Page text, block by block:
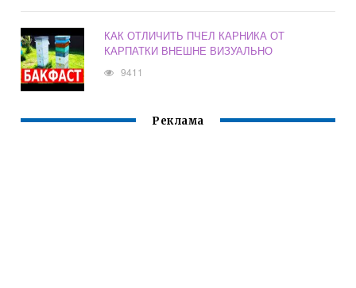
КАК ОТЛИЧИТЬ ПЧЕЛ КАРНИКА ОТ
КАРПАТКИ ВНЕШНЕ ВИЗУАЛЬНО
9411
Реклама